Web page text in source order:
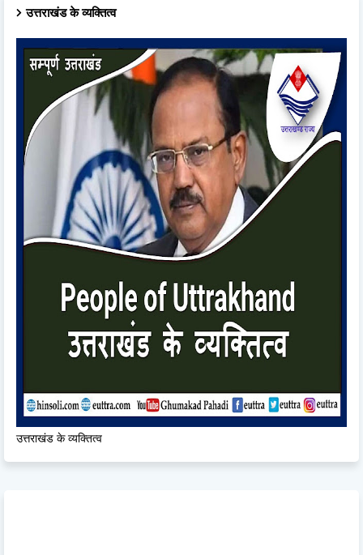
उत्तराखंड के व्यक्तित्व
उत्तराखंड के व्यक्तित्व